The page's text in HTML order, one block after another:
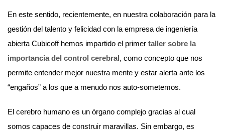
En este sentido, recientemente, en nuestra colaboración para la
gestión del talento y felicidad con la empresa de ingeniería
abierta Cubicoff hemos impartido el primer taller sobre la
importancia del control cerebral, como concepto que nos
permite entender mejor nuestra mente y estar alerta ante los
“engaños” a los que a menudo nos auto-sometemos.
El cerebro humano es un órgano complejo gracias al cual
somos capaces de construir maravillas. Sin embargo, es